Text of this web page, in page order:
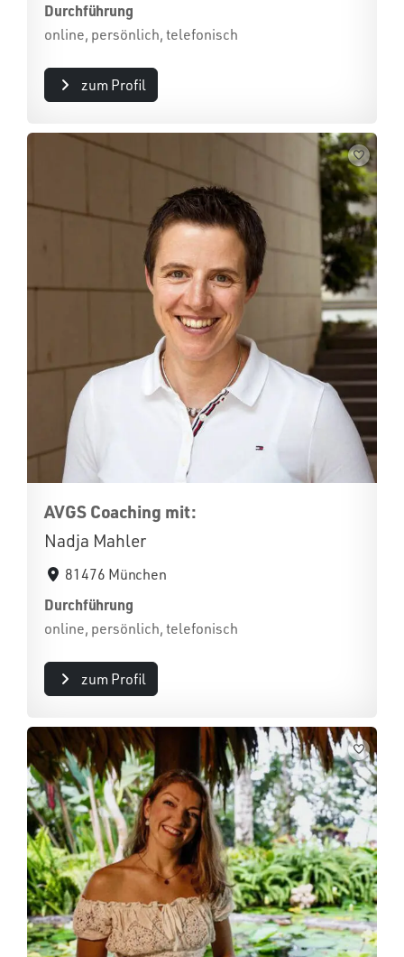
Durchführung
online, persönlich, telefonisch
zum Profil
AVGS Coaching mit:
Nadja Mahler
81476 München
Durchführung
online, persönlich, telefonisch
zum Profil